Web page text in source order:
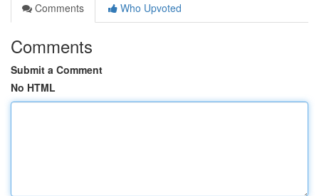
Comments
Who Upvoted
Comments
Submit a Comment
No HTML